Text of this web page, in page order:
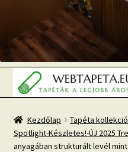
Ugrás
a
navigációhoz
Kilépés
a
tartalomba
Népszerű tapéták
Kezdőlap Tapéta
Spotlight-Készletes!-ÚJ 2025
anyagában strukturált levél